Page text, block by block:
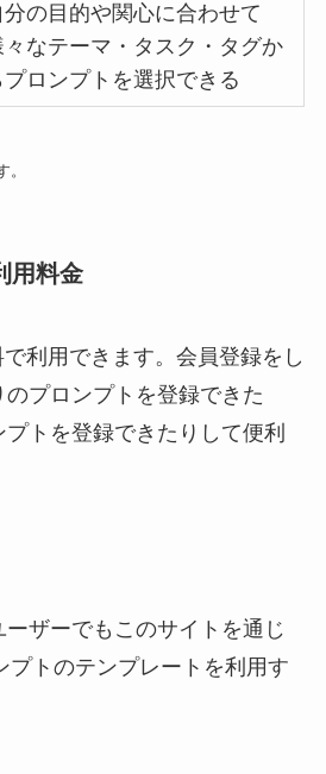
分の目的や関心に合わせて
々なテーマ・タスク・タグか
プロンプトを選択できる
用料金
で利用できます。会員登録をし
プロンプトを登録できた
トを登録できたりして便利
ザーでもこのサイトを通じ
プトのテンプレートを利用す